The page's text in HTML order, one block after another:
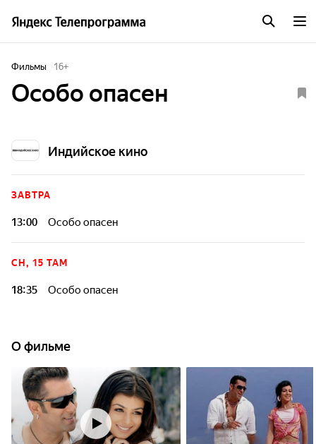
Фильмы 16+
Особо опасен
Индийское кино
ЗАВТРА
13:00 Особо опасен
СН, 15 ТАМ
18:35 Особо опасен
О фильме